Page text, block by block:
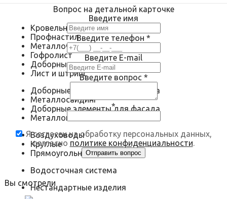
Вопрос на детальной карточке
Введите имя
Введите телефон *
Введите E-mail
Введите вопрос *
*
Я согласен на обработку персональных данных,
согласно политике конфиденциальности.
Вы смотрели
Кровельные материалы
Профнастил
Металлочерепица
Гофролист
Доборные элементы для кровли
Лист и штрипс
Доборные элементы для фасада
Металлосайдинг
Доборные элементы для фасада
Металлокассеты
Воздуховоды
Круглые
Прямоугольные
Водосточная система
Нестандартные изделия